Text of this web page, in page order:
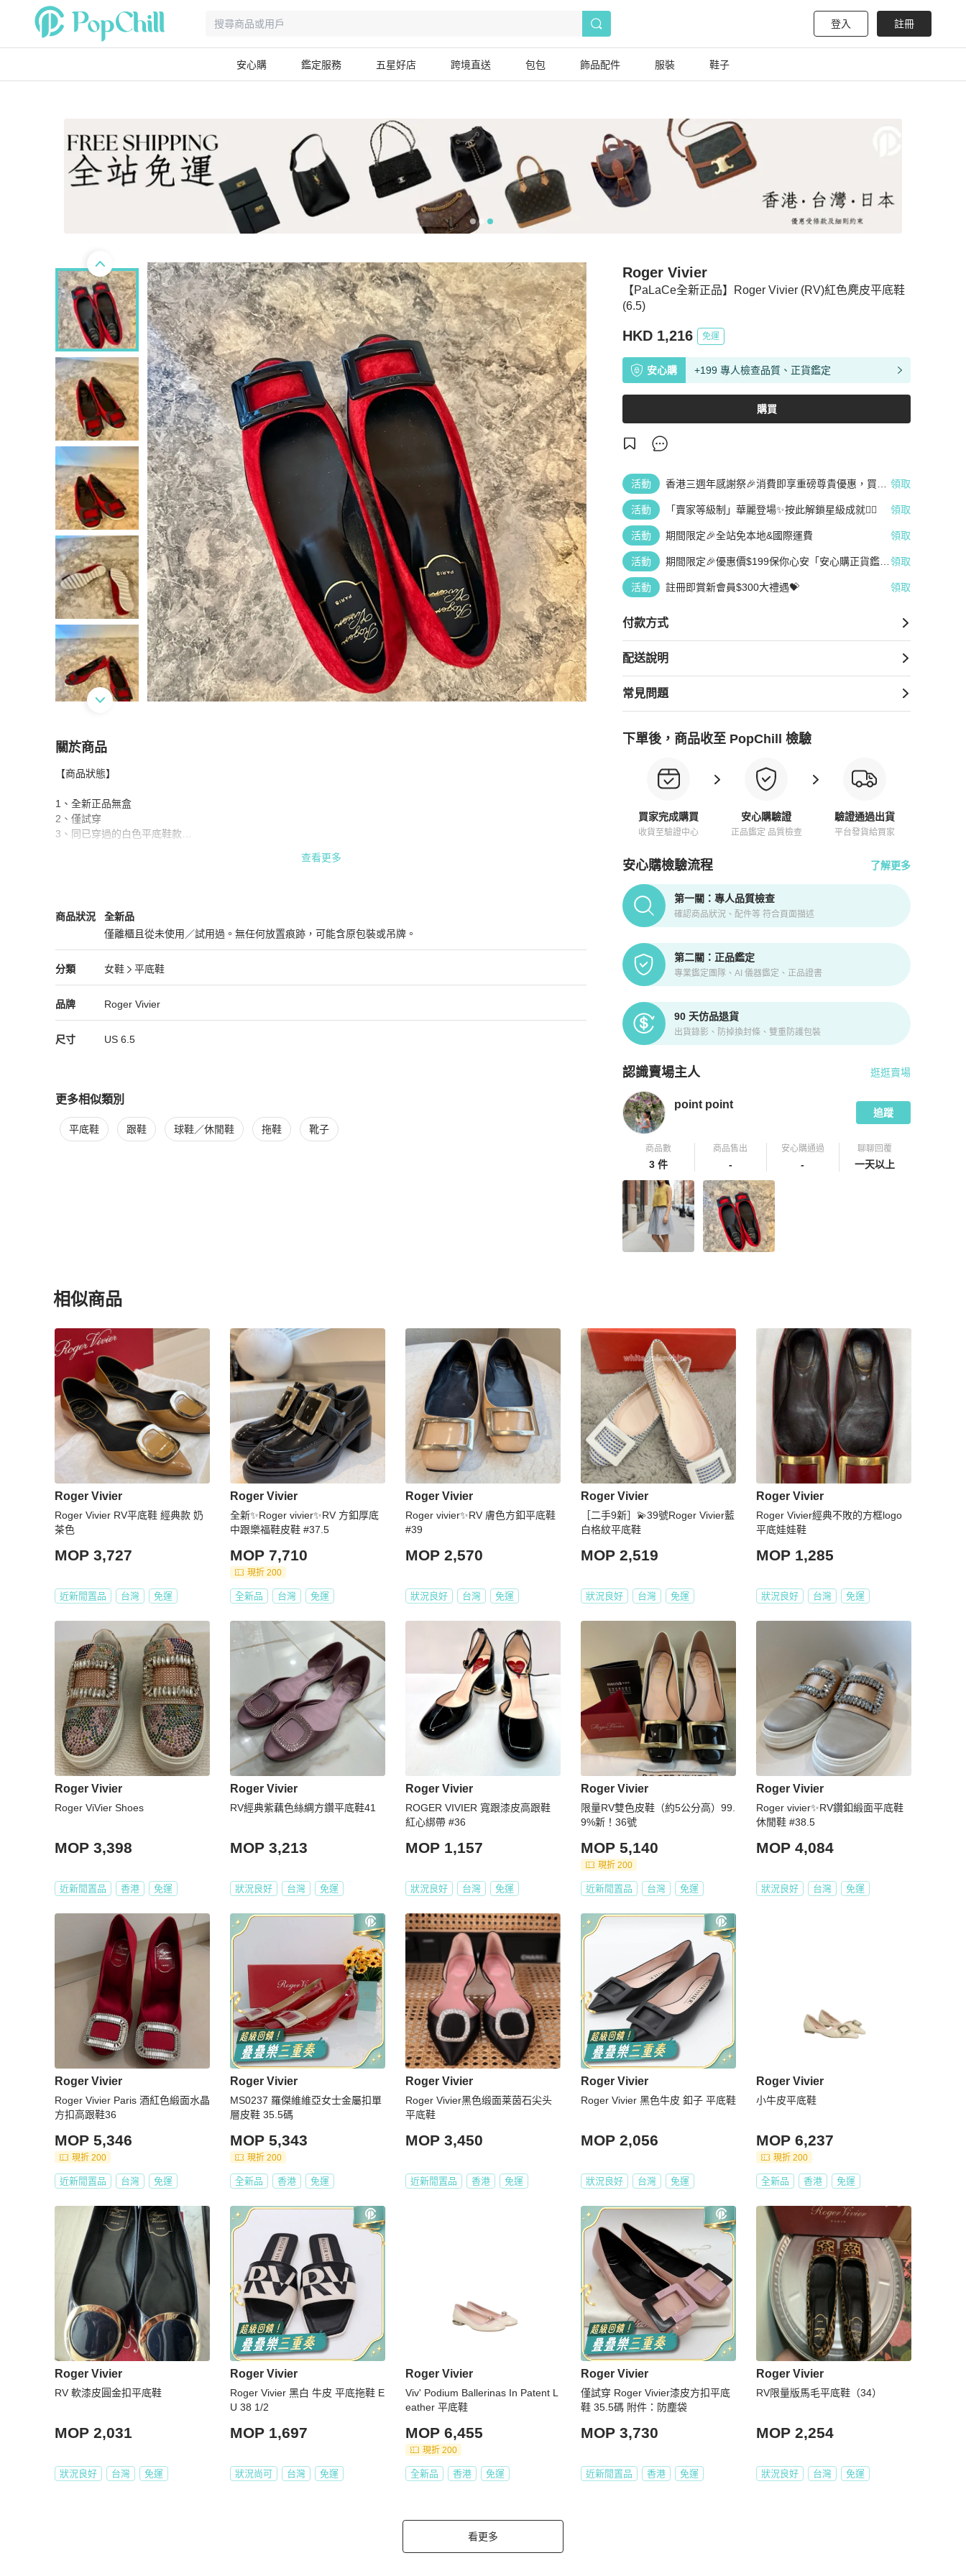
登入 註冊
安心購 鑑定服務 五星好店 跨境直送 包包 飾品配件 服裝 鞋子
【PaLaCe全新正品】Roger Vivier (RV)紅色麂皮平底鞋
(6.5)
Roger Vivier
HKD 1,216 免運
安心購 +199 專人檢查品質、正貨鑑定
購買
活動
香港三週年感謝祭🎉消費即享重磅尊貴優惠，買越
領取
活動 「賣家等級制」華麗登場✨按此解鎖星級成就👆🏻 領取
活動 期間限定🎉全站免本地&國際運費 領取
活動
期間限定🎉優惠價$199保你心安「安心購正貨鑑
領取
活動 註冊即賞新會員$300大禮遇💝 領取
付款方式
配送說明
常見問題
下單後，商品收至 PopChill 檢驗
買家完成購買
收貨至驗證中心
安心購驗證
正品鑑定 品質檢查
驗證通過出貨
平台發貨給買家
安心購檢驗流程 了解更多
PopChill拍拍圈正品驗證、安心購檢驗流程介紹
第一關：專人品質檢查
確認商品狀況、配件等 符合頁面描述
第二關：正品鑑定
專業鑑定團隊、AI 儀器鑑定、正品證書
90 天仿品退貨
出貨錄影、防掉換封條、雙重防護包裝
認識賣場主人
PopChill 拍拍圈嚴選賣家
逛逛賣場
point point
追蹤
商品數
3 件
商品售出
-
安心購通過
-
聊聊回覆
一天以上
關於商品
關於【PaLaCe全新正品】Roger Vivier (RV)紅色麂皮平底鞋(6.5)
【商品狀態】
1、全新正品無盒
2、僅試穿
3、同已穿過的白色平底鞋款
查看更多
商品狀況
Roger Vivier女鞋商品狀態與細節
全新品
僅離櫃且從未使用／試用過。無任何放置痕跡，可能含原包裝或吊牌。
全新品
分類
Roger Vivier女鞋分類資訊
女鞋
平底鞋
女鞋/平底鞋推薦
品牌
Roger Vivier精品女鞋品牌介紹
Roger Vivier
Roger Vivier推薦清單
尺寸 US 6.5
更多相似類別
更多Roger Vivier女鞋 相似商品推薦
平底鞋 跟鞋 球鞋／休閒鞋 拖鞋 靴子
相似商品
更多相似Roger Vivier女鞋推薦精品
Roger Vivier
Roger Vivier RV平底鞋 經典款 奶
茶色
MOP 3,727
近新閒置品 台灣 免運
Roger Vivier
全新✨Roger vivier✨RV 方釦厚底
中跟樂福鞋皮鞋 #37.5
MOP 7,710
現折 200
全新品 台灣 免運
Roger Vivier
Roger vivier✨RV 膚色方釦平底鞋
#39
MOP 2,570
狀況良好 台灣 免運
Roger Vivier
［二手9新］💫39號Roger Vivier藍
白格紋平底鞋
MOP 2,519
狀況良好 台灣 免運
Roger Vivier
Roger Vivier經典不敗的方框logo
平底娃娃鞋
MOP 1,285
狀況良好 台灣 免運
Roger Vivier
Roger ViVier Shoes
MOP 3,398
近新閒置品 香港 免運
Roger Vivier
RV經典紫藕色絲綢方鑽平底鞋41
MOP 3,213
狀況良好 台灣 免運
Roger Vivier
ROGER VIVIER 寬跟漆皮高跟鞋
紅心綁帶 #36
MOP 1,157
狀況良好 台灣 免運
Roger Vivier
限量RV雙色皮鞋（約5公分高）99.
9%新！36號
MOP 5,140
現折 200
近新閒置品 台灣 免運
Roger Vivier
Roger vivier✨RV鑽釦緞面平底鞋
休閒鞋 #38.5
MOP 4,084
狀況良好 台灣 免運
Roger Vivier
Roger Vivier Paris 酒紅色緞面水晶
方扣高跟鞋36
MOP 5,346
現折 200
近新閒置品 台灣 免運
Roger Vivier
MS0237 羅傑維維亞女士金屬扣單
層皮鞋 35.5碼
MOP 5,343
現折 200
全新品 香港 免運
Roger Vivier
Roger Vivier黑色缎面莱茵石尖头
平底鞋
MOP 3,450
近新閒置品 香港 免運
Roger Vivier
Roger Vivier 黑色牛皮 釦子 平底鞋
MOP 2,056
狀況良好 台灣 免運
Roger Vivier
小牛皮平底鞋
MOP 6,237
現折 200
全新品 香港 免運
Roger Vivier
RV 軟漆皮圓金扣平底鞋
MOP 2,031
狀況良好 台灣 免運
Roger Vivier
Roger Vivier 黑白 牛皮 平底拖鞋 E
U 38 1/2
MOP 1,697
狀況尚可 台灣 免運
Roger Vivier
Viv' Podium Ballerinas In Patent L
eather 平底鞋
MOP 6,455
現折 200
全新品 香港 免運
Roger Vivier
僅試穿 Roger Vivier漆皮方扣平底
鞋 35.5碼 附件：防塵袋
MOP 3,730
近新閒置品 香港 免運
Roger Vivier
RV限量版馬毛平底鞋（34）
MOP 2,254
狀況良好 台灣 免運
看更多